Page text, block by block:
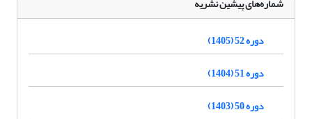
دوره 52 (1405)
دوره 51 (1404)
دوره 50 (1403)